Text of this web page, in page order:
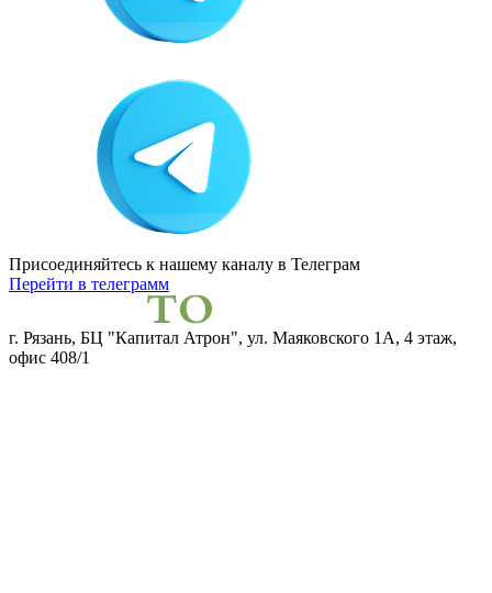
Присоединяйтесь к нашему каналу в Телеграм
Перейти в телеграмм
г. Рязань, БЦ "Капитал Атрон", ул. Маяковского 1А, 4 этаж,
офис 408/1